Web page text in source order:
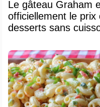
Le gâteau Graham et fraises se mérite
officiellement le
desserts sans